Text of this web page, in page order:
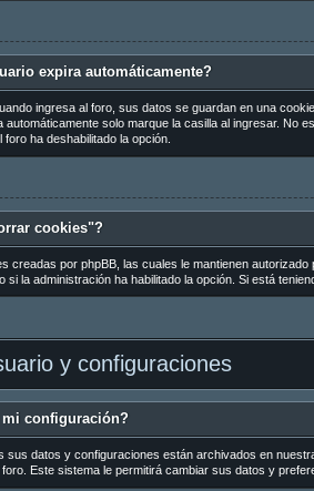
expira automáticamente?
ingresa al foro, sus datos se guardan en una
automáticamente solo marque la casilla al ingresar. No
ha deshabilitado la opción.
cookies"?
creadas por phpBB, las cuales le mantienen
si la administración ha habilitado la opción. Si está
y configuraciones
mi configuración?
sus datos y configuraciones están archivados en
Este sistema le permitirá cambiar sus datos y